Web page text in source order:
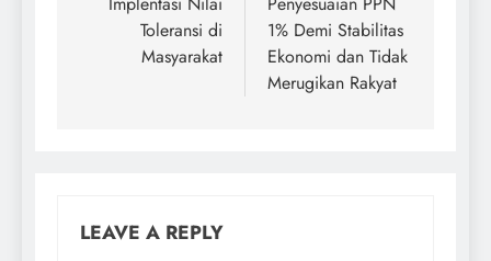
Toleransi di
Masyarakat
1% Demi Stabilitas
Ekonomi dan Tidak
Merugikan Rakyat
LEAVE A REPLY